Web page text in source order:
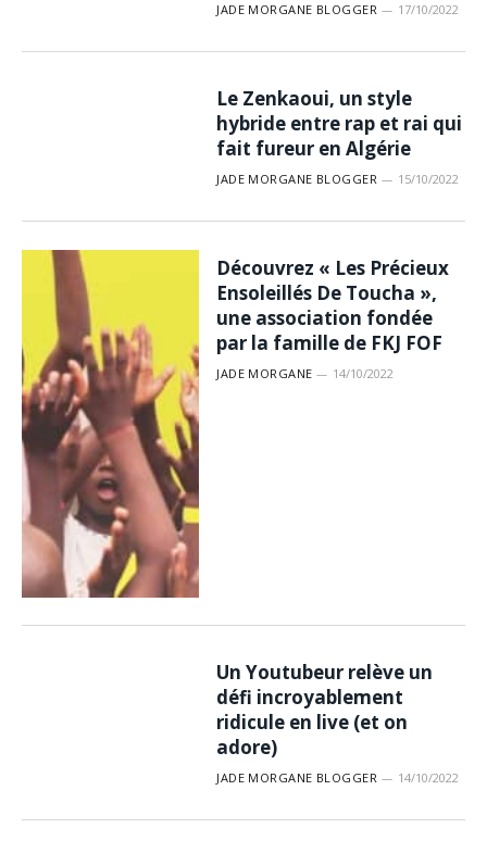
JADE MORGANE BLOGGER 17/10/2022
Le Zenkaoui, un style
hybride entre rap et rai qui
fait fureur en Algérie
JADE MORGANE BLOGGER 15/10/2022
Découvrez « Les Précieux
Ensoleillés De Toucha »,
une association fondée
par la famille de FKJ FOF
JADE MORGANE 14/10/2022
Un Youtubeur relève un
défi incroyablement
ridicule en live (et on
adore)
JADE MORGANE BLOGGER 14/10/2022